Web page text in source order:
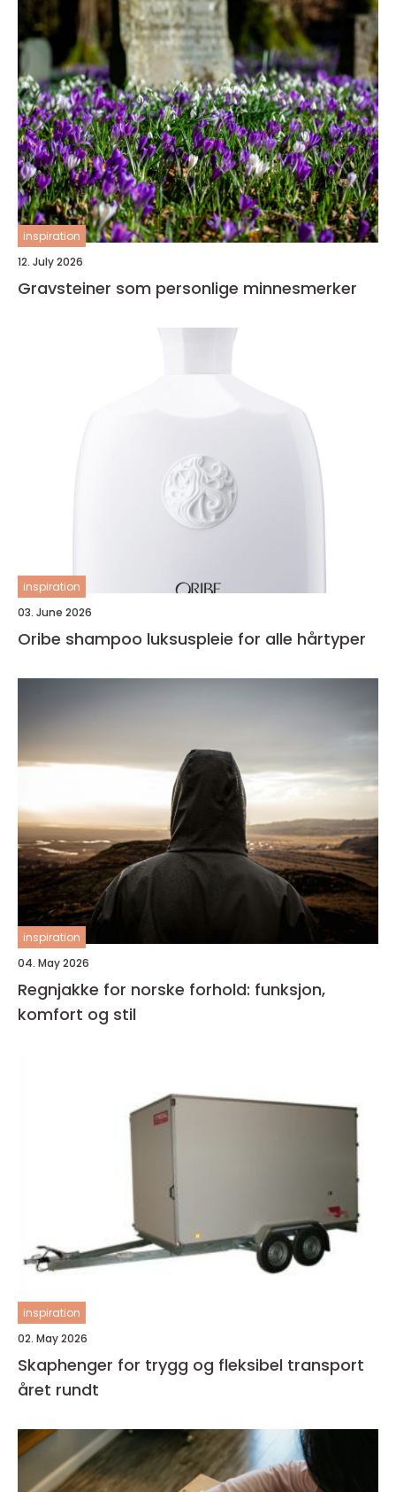
inspiration
12. July 2026
Gravsteiner som personlige minnesmerker
inspiration
03. June 2026
Oribe shampoo luksuspleie for alle hårtyper
inspiration
04. May 2026
Regnjakke for norske forhold: funksjon,
komfort og stil
inspiration
02. May 2026
Skaphenger for trygg og fleksibel transport
året rundt